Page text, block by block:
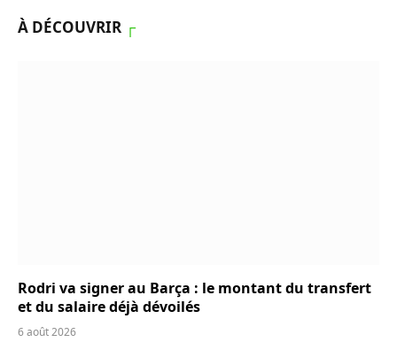
À DÉCOUVRIR ┌
Rodri va signer au Barça : le montant du transfert
et du salaire déjà dévoilés
6 août 2026